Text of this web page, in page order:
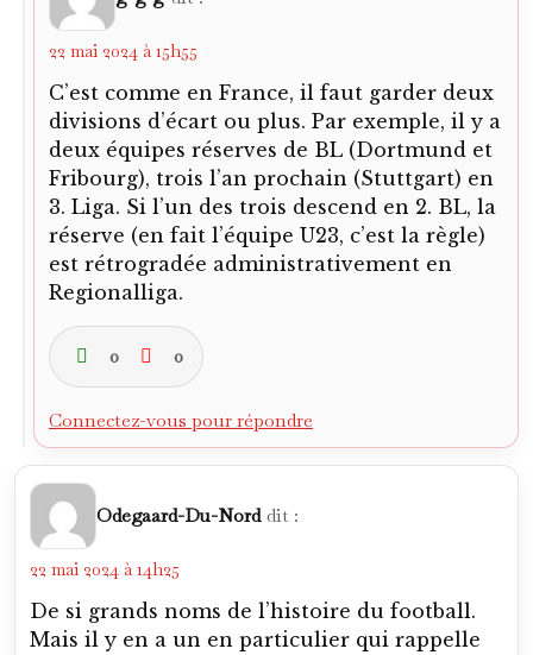
22 mai 2024 à 15h55
C’est comme en France, il faut garder deux
divisions d’écart ou plus. Par exemple, il y a
deux équipes réserves de BL (Dortmund et
Fribourg), trois l’an prochain (Stuttgart) en
3. Liga. Si l’un des trois descend en 2. BL, la
réserve (en fait l’équipe U23, c’est la règle)
est rétrogradée administrativement en
Regionalliga.
0 0
Connectez-vous pour répondre
Odegaard-Du-Nord dit :
22 mai 2024 à 14h25
De si grands noms de l’histoire du football.
Mais il y en a un en particulier qui rappelle